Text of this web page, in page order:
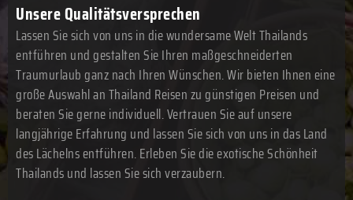
Unsere Qualitätsversprechen
Lassen Sie sich von uns in die wundersame Welt Thailands
entführen und gestalten Sie Ihren maßgeschneiderten
Traumurlaub ganz nach Ihren Wünschen. Wir bieten Ihnen eine
große Auswahl an Thailand Reisen zu günstigen Preisen und
beraten Sie gerne individuell. Vertrauen Sie auf unsere
langjährige Erfahrung und lassen Sie sich von uns in das Land
des Lächelns entführen. Erleben Sie die exotische Schönheit
Thailands und lassen Sie sich verzaubern.